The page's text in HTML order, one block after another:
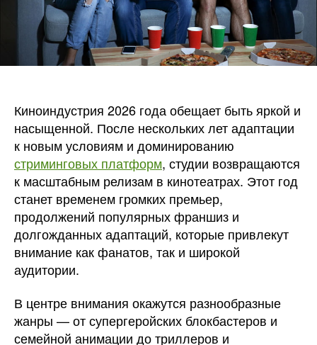
Киноиндустрия 2026 года обещает быть яркой и
насыщенной. После нескольких лет адаптации
к новым условиям и доминированию
стриминговых платформ, студии возвращаются
к масштабным релизам в кинотеатрах. Этот год
станет временем громких премьер,
продолжений популярных франшиз и
долгожданных адаптаций, которые привлекут
внимание как фанатов, так и широкой
аудитории.
В центре внимания окажутся разнообразные
жанры — от супергеройских блокбастеров и
семейной анимации до триллеров и